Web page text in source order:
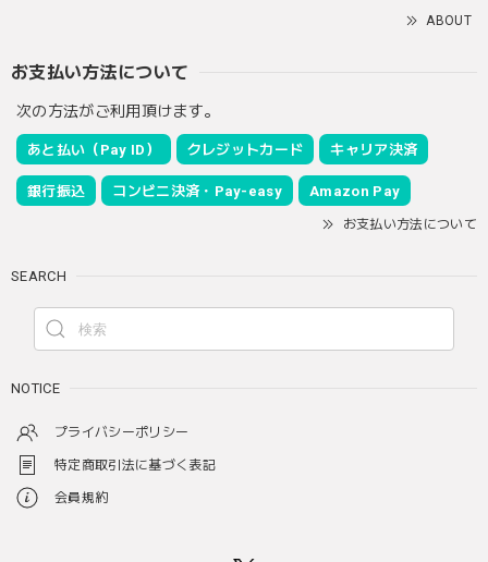
ABOUT
お支払い方法について
次の方法がご利用頂けます。
あと払い（Pay ID） クレジットカード キャリア決済
銀行振込 コンビニ決済・Pay-easy Amazon Pay
お支払い方法について
SEARCH
NOTICE
プライバシーポリシー
特定商取引法に基づく表記
会員規約